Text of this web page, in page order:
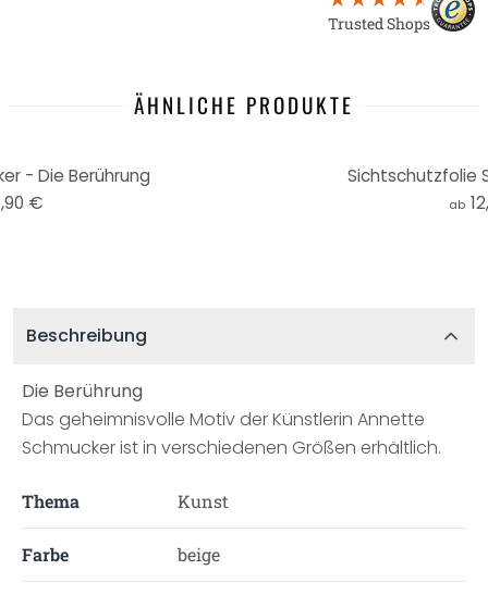
Trusted Shops
ÄHNLICHE PRODUKTE
- Die Berührung
€
Sichtschutzfolie
ab
Beschreibung
Die Berührung
Das geheimnisvolle Motiv der Künstlerin Annette
Schmucker ist in verschiedenen Größen erhältlich.
Thema Kunst
Farbe beige